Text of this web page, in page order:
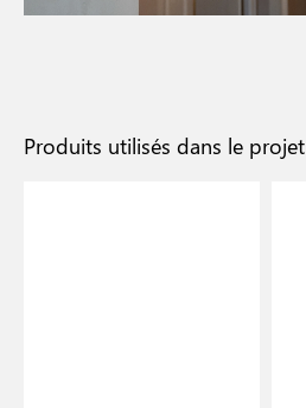
Produits utilisés dans le projet